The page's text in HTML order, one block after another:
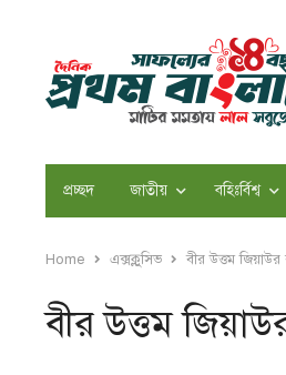
প্রচ্ছদ জাতীয় বহিঃর্বিশ্ব
Home এক্সক্লুসিভ বীর উত্তম
বীর উত্তম